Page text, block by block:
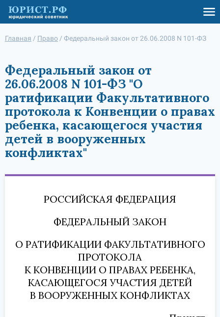
Главная / Право / Федеральный закон от 26.06.2008 N 101-ФЗ
Федеральный закон от
26.06.2008 N 101-ФЗ "О
ратификации Факультативного
протокола к Конвенции о правах
ребенка, касающегося участия
детей в вооруженных
конфликтах"
РОССИЙСКАЯ ФЕДЕРАЦИЯ
ФЕДЕРАЛЬНЫЙ ЗАКОН
О РАТИФИКАЦИИ ФАКУЛЬТАТИВНОГО
ПРОТОКОЛА
К КОНВЕНЦИИ О ПРАВАХ РЕБЕНКА,
КАСАЮЩЕГОСЯ УЧАСТИЯ ДЕТЕЙ
В ВООРУЖЕННЫХ КОНФЛИКТАХ